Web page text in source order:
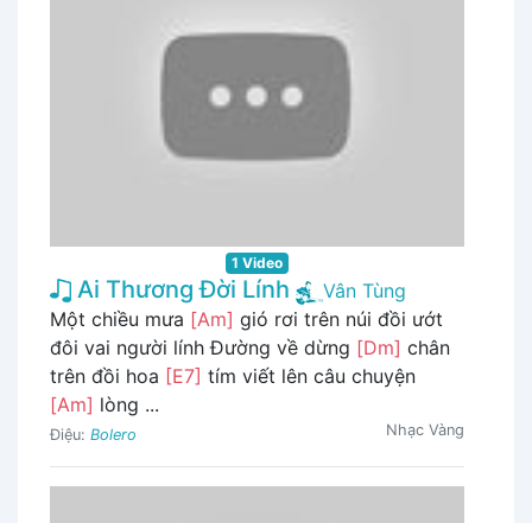
1 Video
Ai Thương Đời Lính
Vân Tùng
Một chiều mưa [Am] gió rơi trên núi đồi ướt
đôi vai người lính Đường về dừng [Dm] chân
trên đồi hoa [E7] tím viết lên câu chuyện
[Am] lòng ...
Điệu: Bolero Nhạc Vàng